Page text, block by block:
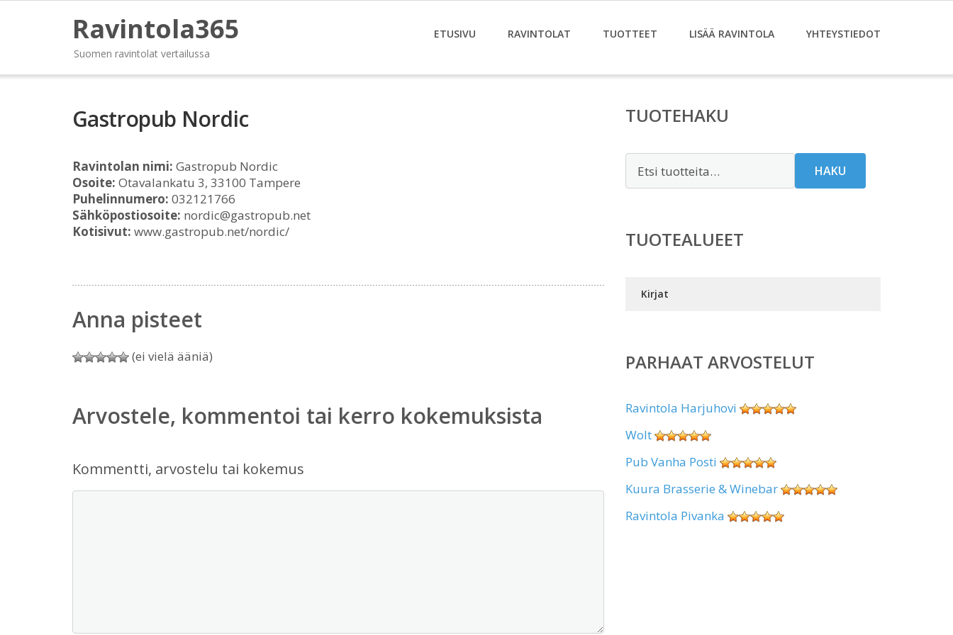
Ravintola365
Suomen ravintolat vertailussa
ETUSIVU RAVINTOLAT TUOTTEET LISÄÄ RAVINTOLA YHTEYSTIEDOT
Gastropub Nordic
Ravintolan nimi: Gastropub Nordic
Osoite: Otavalankatu 3, 33100 Tampere
Puhelinnumero: 032121766
Sähköpostiosoite: nordic@gastropub.net
Kotisivut: www.gastropub.net/nordic/
Anna pisteet
(ei vielä ääniä)
Arvostele, kommentoi tai kerro kokemuksista
Kommentti, arvostelu tai kokemus
TUOTEHAKU
HAKU
TUOTEALUEET
Kirjat
PARHAAT ARVOSTELUT
Ravintola Harjuhovi
Wolt
Pub Vanha Posti
Kuura Brasserie & Winebar
Ravintola Pivanka